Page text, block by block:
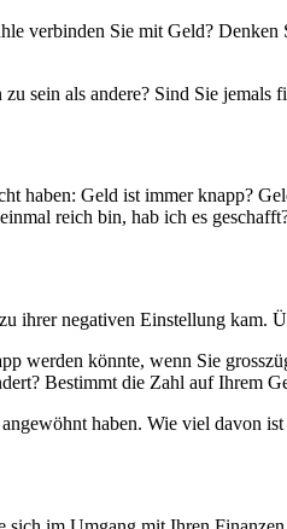
verbinden Sie mit Geld?
sein als andere? Sind Sie
haben: Geld ist immer knapp?
reich bin, hab ich es
ihrer negativen Einstellung
werden könnte, wenn Sie
Bestimmt die Zahl auf Ihrem
haben. Wie viel davon